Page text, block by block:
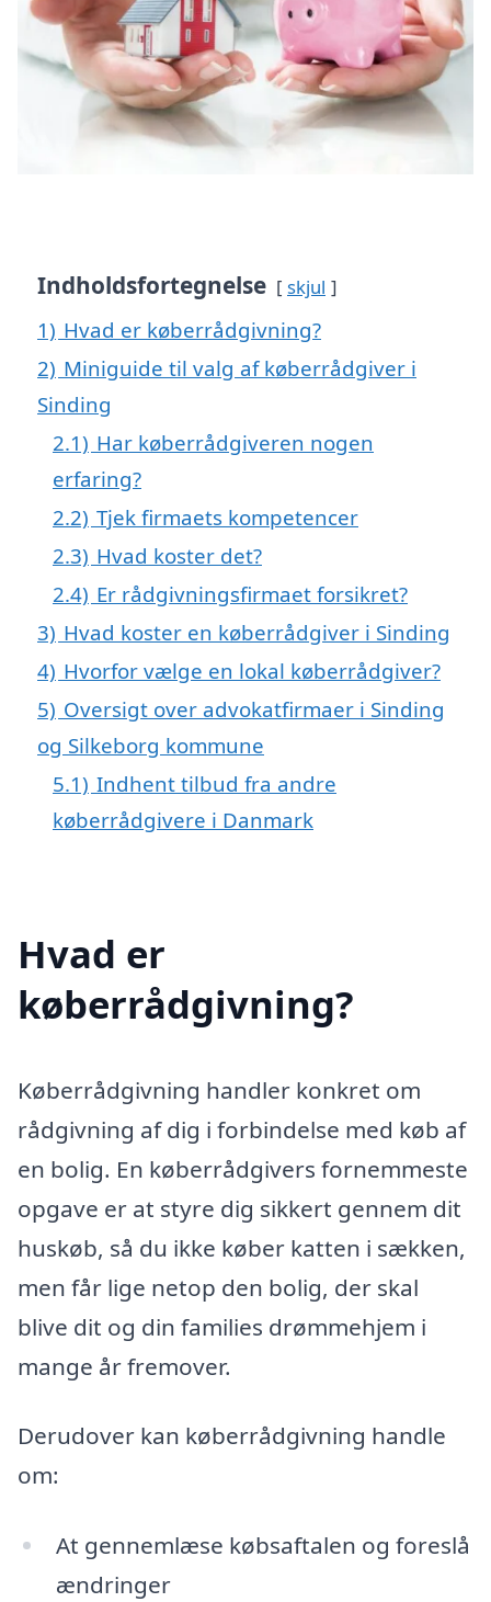
Indholdsfortegnelse skjul
1) Hvad er køberrådgivning?
2) Miniguide til valg af køberrådgiver i
Sinding
2.1) Har køberrådgiveren nogen
erfaring?
2.2) Tjek firmaets kompetencer
2.3) Hvad koster det?
2.4) Er rådgivningsfirmaet forsikret?
3) Hvad koster en køberrådgiver i Sinding
4) Hvorfor vælge en lokal køberrådgiver?
5) Oversigt over advokatfirmaer i Sinding
og Silkeborg kommune
5.1) Indhent tilbud fra andre
køberrådgivere i Danmark
Hvad er
køberrådgivning?
Køberrådgivning handler konkret om
rådgivning af dig i forbindelse med køb af
en bolig. En køberrådgivers fornemmeste
opgave er at styre dig sikkert gennem dit
huskøb, så du ikke køber katten i sækken,
men får lige netop den bolig, der skal
blive dit og din families drømmehjem i
mange år fremover.
Derudover kan køberrådgivning handle
om:
At gennemlæse købsaftalen og foreslå
ændringer